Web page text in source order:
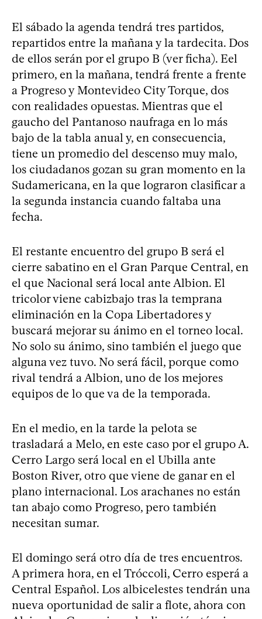
El sábado la agenda tendrá tres partidos,
repartidos entre la mañana y la tardecita. Dos
de ellos serán por el grupo B (ver ficha). Eel
primero, en la mañana, tendrá frente a frente
a Progreso y Montevideo City Torque, dos
con realidades opuestas. Mientras que el
gaucho del Pantanoso naufraga en lo más
bajo de la tabla anual y, en consecuencia,
tiene un promedio del descenso muy malo,
los ciudadanos gozan su gran momento en la
Sudamericana, en la que lograron clasificar a
la segunda instancia cuando faltaba una
fecha.
El restante encuentro del grupo B será el
cierre sabatino en el Gran Parque Central, en
el que Nacional será local ante Albion. El
tricolor viene cabizbajo tras la temprana
eliminación en la Copa Libertadores y
buscará mejorar su ánimo en el torneo local.
No solo su ánimo, sino también el juego que
alguna vez tuvo. No será fácil, porque como
rival tendrá a Albion, uno de los mejores
equipos de lo que va de la temporada.
En el medio, en la tarde la pelota se
trasladará a Melo, en este caso por el grupo A.
Cerro Largo será local en el Ubilla ante
Boston River, otro que viene de ganar en el
plano internacional. Los arachanes no están
tan abajo como Progreso, pero también
necesitan sumar.
El domingo será otro día de tres encuentros.
A primera hora, en el Tróccoli, Cerro esperá a
Central Español. Los albicelestes tendrán una
nueva oportunidad de salir a flote, ahora con